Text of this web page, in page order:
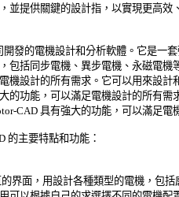
並提供關鍵的設計指，以實現更高效
開發的電機設計和分析軟體。它是一
包括同步電機、異步電機、永磁電機
機設計的所有需求。它可以用來設計
的功能，可以滿足電機設計的所有需
CAD 具有強大的功能，可以滿足電
的主要特點和功能：
界面，用設計各種類型的電機，包括